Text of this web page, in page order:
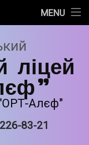
MENU
ліцей
Алєф"
83-21